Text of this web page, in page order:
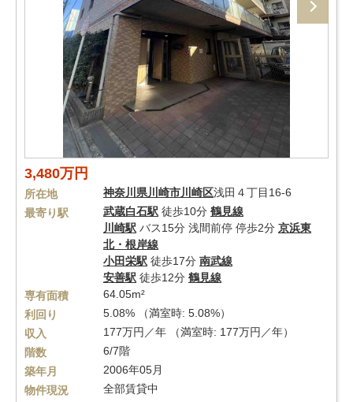
3,480万円
所在地 神奈川県川崎市川崎区浅田４丁目16-6
最寄り駅
武蔵白石駅 徒歩10分 鶴見線
川崎駅 バス15分 浅間前停 停歩2分 京浜東
北・根岸線
小田栄駅 徒歩17分 南武線
安善駅 徒歩12分 鶴見線
専有面積
64.05m²
利回り
5.08% （満室時: 5.08%）
収入
177万円／年 （満室時: 177万円／年）
階数
6/7階
築年月
2006年05月
物件現況
全部賃貸中